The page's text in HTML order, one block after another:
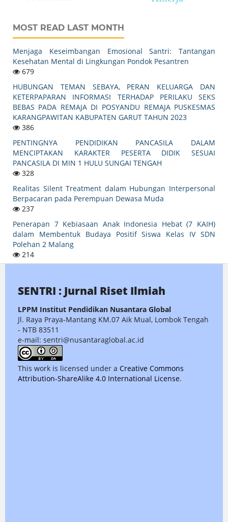
MOST READ LAST MONTH
Menjaga Keseimbangan Emosional Santri: Tantangan
Kesehatan Mental di Lingkungan Pondok Pesantren
679
HUBUNGAN TEMAN SEBAYA, PERAN KELUARGA DAN
KETERPAPARAN INFORMASI TERHADAP PERILAKU SEKS
BEBAS PADA REMAJA DI POSYANDU REMAJA PUSKESMAS
KARANGPAWITAN KABUPATEN GARUT TAHUN 2023
386
PENTINGNYA PENDIDIKAN PANCASILA DALAM
MENCIPTAKAN KARAKTER PESERTA DIDIK SESUAI
PANCASILA DI MIN 1 HULU SUNGAI TENGAH
328
Realitas Silent Treatment dalam Hubungan Interpersonal
Berpacaran pada Perempuan Dewasa Muda
237
Penerapan 7 Kebiasaan Anak Indonesia Hebat (7 KAIH)
dalam Membentuk Budaya Positif Siswa Kelas IV SDN
Polehan 2 Malang
214
SENTRI : Jurnal Riset Ilmiah
LPPM Institut Pendidikan Nusantara Global
Jl. Raya Praya-Mantang KM.07 Aik Mual, Lombok Tengah
- NTB 83511
e-mail: sentri@nusantaraglobal.ac.id
This work is licensed under a Creative Commons
Attribution-ShareAlike 4.0 International License.